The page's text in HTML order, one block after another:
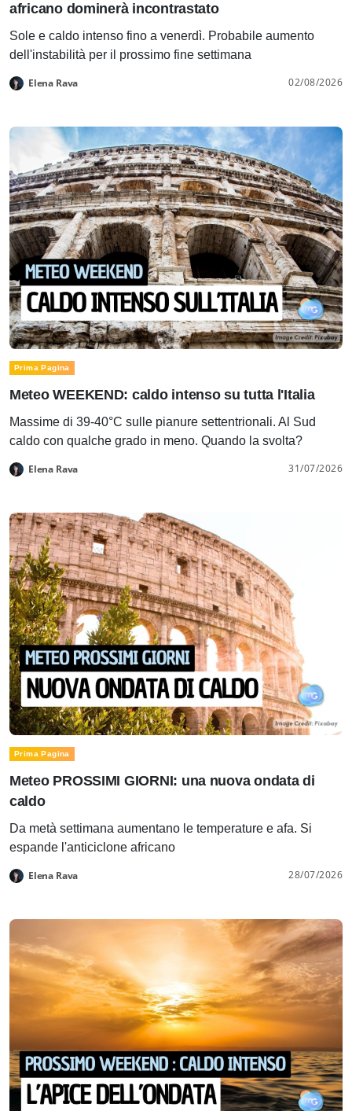
africano dominerà incontrastato
Sole e caldo intenso fino a venerdì. Probabile aumento
dell'instabilità per il prossimo fine settimana
Elena Rava 02/08/2026
Prima Pagina
Meteo WEEKEND: caldo intenso su tutta l'Italia
Massime di 39-40°C sulle pianure settentrionali. Al Sud
caldo con qualche grado in meno. Quando la svolta?
Elena Rava 31/07/2026
Prima Pagina
Meteo PROSSIMI GIORNI: una nuova ondata di
caldo
Da metà settimana aumentano le temperature e afa. Si
espande l'anticiclone africano
Elena Rava 28/07/2026